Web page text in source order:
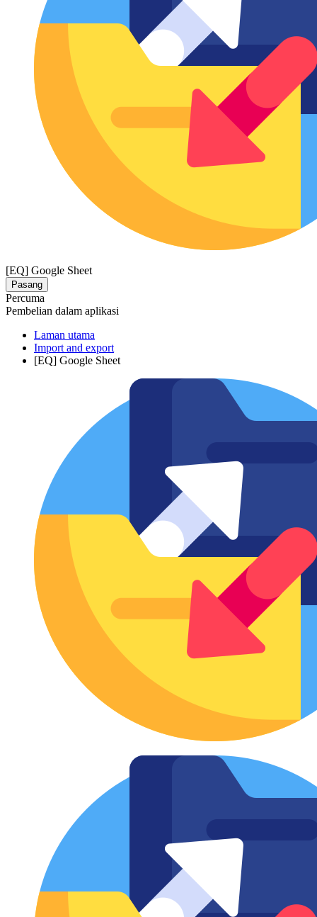
[EQ] Google Sheet
Pasang
Percuma
Pembelian dalam aplikasi
Laman utama
Import and export
[EQ] Google Sheet